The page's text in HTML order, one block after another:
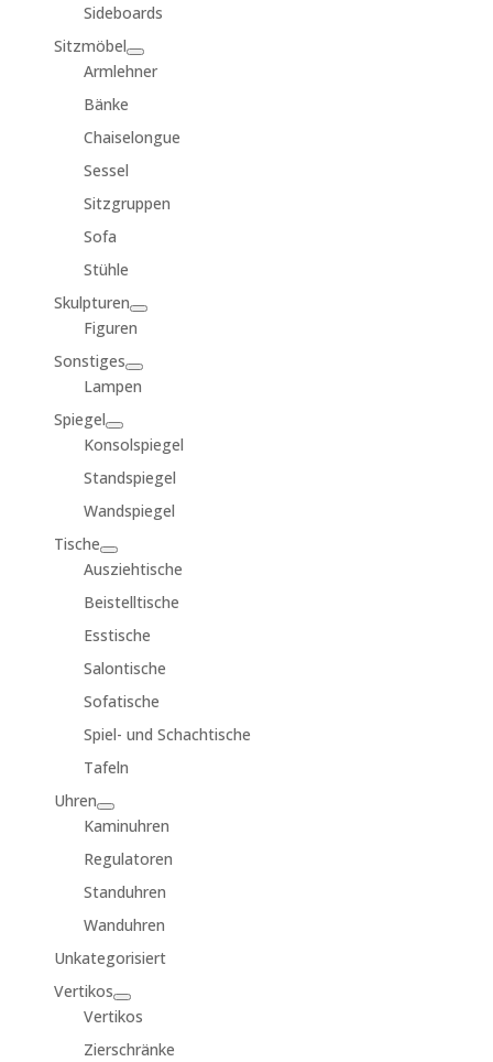
Sideboards
Sitzmöbel
Armlehner
Bänke
Chaiselongue
Sessel
Sitzgruppen
Sofa
Stühle
Skulpturen
Figuren
Sonstiges
Lampen
Spiegel
Konsolspiegel
Standspiegel
Wandspiegel
Tische
Ausziehtische
Beistelltische
Esstische
Salontische
Sofatische
Spiel- und Schachtische
Tafeln
Uhren
Kaminuhren
Regulatoren
Standuhren
Wanduhren
Unkategorisiert
Vertikos
Vertikos
Zierschränke